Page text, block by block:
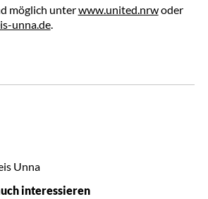
möglich unterwww.united.nrwoder
unna.de.
Unna
interessieren